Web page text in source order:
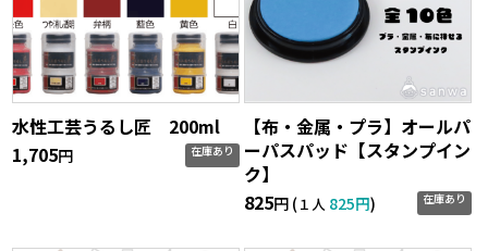
水性工芸うるし匠 200ml
1,705円 在庫あり
【布・金属・プラ】オールパ
ーパスパッド【スタンプイン
ク】
825円 (１人 825円) 在庫あり